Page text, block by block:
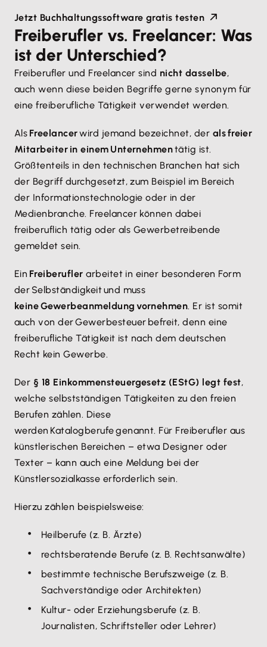
Jetzt Buchhaltungssoftware gratis testen
Freiberufler vs. Freelancer: Was
ist der Unterschied?
Freiberufler und Freelancer sind nicht dasselbe,
auch wenn diese beiden Begriffe gerne synonym für
eine freiberufliche Tätigkeit verwendet werden.
Als Freelancerwird jemand bezeichnet, der als freier
Mitarbeiter in einem Unternehmentätig ist.
Größtenteils in den technischen Branchen hat sich
der Begriff durchgesetzt, zum Beispiel im Bereich
der Informationstechnologie oder in der
Medienbranche. Freelancer können dabei
freiberuflich tätig oder als Gewerbetreibende
gemeldet sein.
Ein Freiberufler arbeitet in einer besonderen Form
der Selbständigkeit und muss
keine Gewerbeanmeldung vornehmen. Er ist somit
auch von der Gewerbesteuer befreit, denn eine
freiberufliche Tätigkeit ist nach dem deutschen
Recht kein Gewerbe.
Der § 18 Einkommensteuergesetz (EStG) legt fest,
welche selbstständigen Tätigkeiten zu den freien
Berufen zählen. Diese
werden Katalogberufe genannt. Für Freiberufler aus
künstlerischen Bereichen – etwa Designer oder
Texter – kann auch eine Meldung bei der
Künstlersozialkasse erforderlich sein.
Hierzu zählen beispielsweise:
Heilberufe (z. B. Ärzte)
rechtsberatende Berufe (z. B. Rechtsanwälte)
bestimmte technische Berufszweige (z. B.
Sachverständige oder Architekten)
Kultur- oder Erziehungsberufe (z. B.
Journalisten, Schriftsteller oder Lehrer)